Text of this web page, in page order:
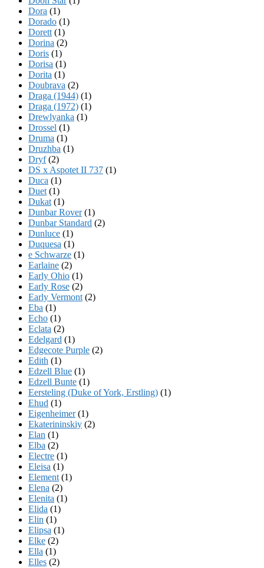
Dora (1)
Dorado (1)
Dorett (1)
Dorina (2)
Doris (1)
Dorisa (1)
Dorita (1)
Doubrava (2)
Draga (1944) (1)
Draga (1972) (1)
Drewlyanka (1)
Drossel (1)
Druma (1)
Druzhba (1)
Dryf(2)
DS x Aspotet II 737 (1)
Duca (1)
Duet (1)
Dukat (1)
Dunbar Rover(1)
Dunbar Standard (2)
Dunluce (1)
Duquesa (1)
e Schwarze (1)
Earlaine (2)
Early Ohio (1)
Early Rose (2)
Early Vermont (2)
Eba (1)
Echo (1)
Eclata (2)
Edelgard (1)
Edgecote Purple (2)
Edith (1)
Edzell Blue (1)
Edzell Bunte (1)
Eersteling (Duke of York, Erstling) (1)
Ehud (1)
Eigenheimer(1)
Ekaterininskiy (2)
Elan (1)
Elba (2)
Electre (1)
Eleisa (1)
Element (1)
Elena (2)
Elenita (1)
Elida (1)
Elin (1)
Elipsa (1)
Elke (2)
Ella (1)
Elles (2)